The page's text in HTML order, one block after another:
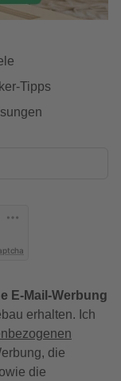
Tipps
E-Mail-Werbung
erhalten. Ich
die
die